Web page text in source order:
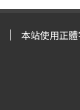
本站使用正